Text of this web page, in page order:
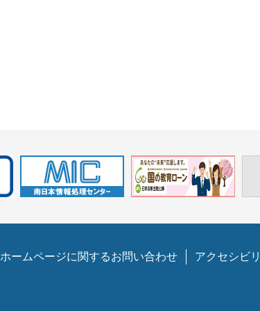
ホームページに関するお問い合わせ アクセシビ